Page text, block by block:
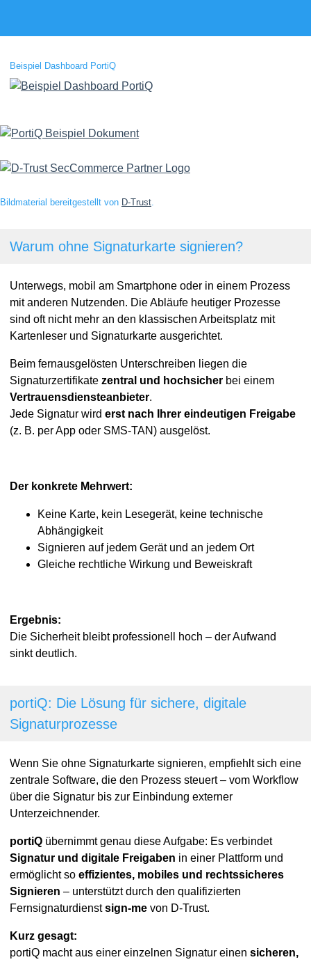
Beispiel Dashboard PortiQ
Bildmaterial bereitgestellt von D-Trust
Warum ohne Signaturkarte signieren?
Unterwegs, mobil am Smartphone oder in einem Prozess
mit anderen Nutzenden. Die Abläufe heutiger Prozesse
sind oft nicht mehr an den klassischen Arbeitsplatz mit
Kartenleser und Signaturkarte ausgerichtet.
Beim fernausgelösten Unterschreiben liegen die
Signaturzertifikate zentral und hochsicher bei einem
Vertrauensdiensteanbieter.
Jede Signatur wird erst nach Ihrer eindeutigen Freigabe
(z. B. per App oder SMS-TAN) ausgelöst.
Der konkrete Mehrwert:
Keine Karte, kein Lesegerät, keine technische
Abhängigkeit
Signieren auf jedem Gerät und an jedem Ort
Gleiche rechtliche Wirkung und Beweiskraft
Ergebnis:
Die Sicherheit bleibt professionell hoch – der Aufwand
sinkt deutlich.
portiQ: Die Lösung für sichere, digitale
Signaturprozesse
Wenn Sie ohne Signaturkarte signieren, empfiehlt sich eine
zentrale Software, die den Prozess steuert – vom Workflow
über die Signatur bis zur Einbindung externer
Unterzeichnender.
portiQ übernimmt genau diese Aufgabe: Es verbindet
Signatur und digitale Freigaben in einer Plattform und
ermöglicht so effizientes, mobiles und rechtssicheres
Signieren – unterstützt durch den qualifizierten
Fernsignaturdienstsign-me von D-Trust.
Kurz gesagt:
portiQ macht aus einer einzelnen Signatur einen sicheren,